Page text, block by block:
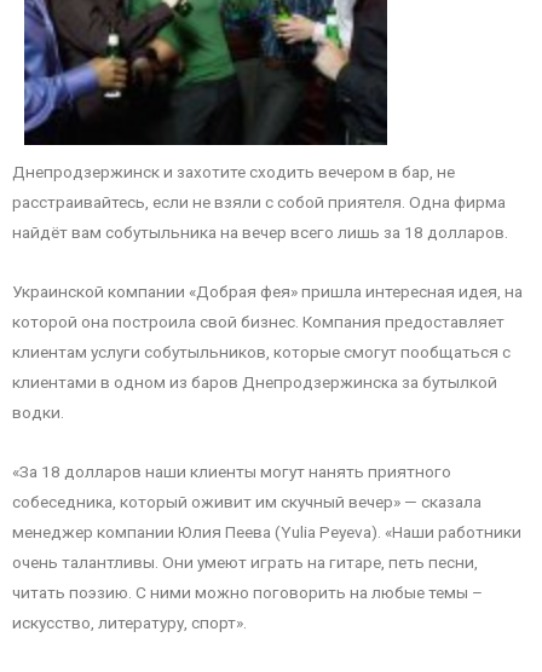
Днепродзержинск и захотите сходить вечером в бар, не
расстраивайтесь, если не взяли с собой приятеля. Одна фирма
найдёт вам собутыльника на вечер всего лишь за 18 долларов.
Украинской компании «Добрая фея» пришла интересная идея, на
которой она построила свой бизнес. Компания предоставляет
клиентам услуги собутыльников, которые смогут пообщаться с
клиентами в одном из баров Днепродзержинска за бутылкой
водки.
«За 18 долларов наши клиенты могут нанять приятного
собеседника, который оживит им скучный вечер» — сказала
менеджер компании Юлия Пеева (Yulia Peyeva). «Наши работники
очень талантливы. Они умеют играть на гитаре, петь песни,
читать поэзию. С ними можно поговорить на любые темы –
искусство, литературу, спорт».